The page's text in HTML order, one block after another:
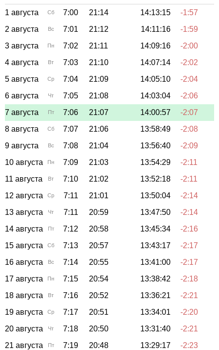
1 августа Сб 7:00 21:14 14:13:15
-1:57
2 августа
Вс 7:01 21:12 14:11:16
-1:59
3 августа
Пн 7:02 21:11 14:09:16
-2:00
4 августа
Вт 7:03 21:10 14:07:14
-2:02
5 августа
Ср 7:04 21:09 14:05:10
-2:04
6 августа
Чт 7:05 21:08 14:03:04
-2:06
7 августа
Пт 7:06 21:07 14:00:57
-2:07
8 августа
Сб 7:07 21:06 13:58:49
-2:08
9 августа
Вс 7:08 21:04 13:56:40
-2:09
10 августа
Пн 7:09 21:03 13:54:29
-2:11
11 августа
Вт 7:10 21:02 13:52:18
-2:11
12 августа
Ср 7:11 21:01 13:50:04
-2:14
13 августа
Чт 7:11 20:59 13:47:50
-2:14
14 августа
Пт 7:12 20:58 13:45:34
-2:16
15 августа
Сб 7:13 20:57 13:43:17
-2:17
16 августа
Вс 7:14 20:55 13:41:00
-2:17
17 августа
Пн 7:15 20:54 13:38:42
-2:18
18 августа
Вт 7:16 20:52 13:36:21
-2:21
19 августа
Ср 7:17 20:51 13:34:01
-2:20
20 августа
Чт 7:18 20:50 13:31:40
-2:21
21 августа
Пт 7:19 20:48 13:29:17
-2:23